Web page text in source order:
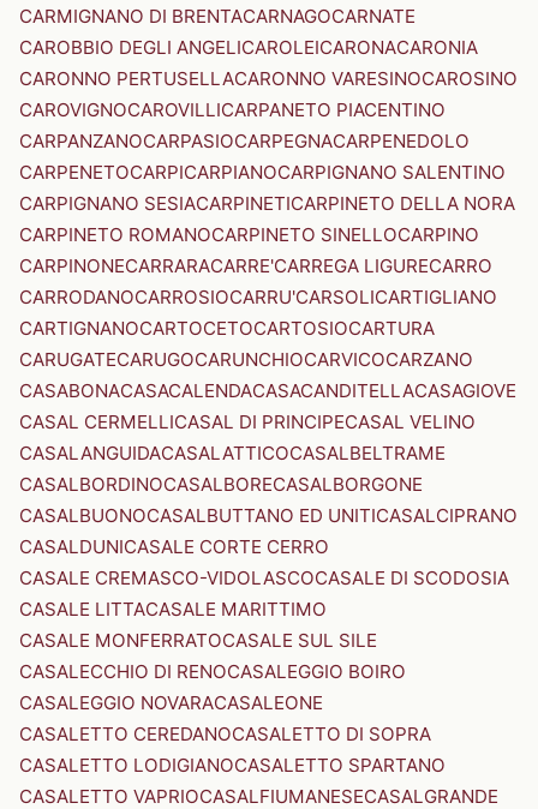
CARMIGNANO DI BRENTACARNAGOCARNATE
CAROBBIO DEGLI ANGELICAROLEICARONACARONIA
CARONNO PERTUSELLACARONNO VARESINOCAROSINO
CAROVIGNOCAROVILLICARPANETO PIACENTINO
CARPANZANOCARPASIOCARPEGNACARPENEDOLO
CARPENETOCARPICARPIANOCARPIGNANO SALENTINO
CARPIGNANO SESIACARPINETICARPINETO DELLA NORA
CARPINETO ROMANOCARPINETO SINELLOCARPINO
CARPINONECARRARACARRE'CARREGA LIGURECARRO
CARRODANOCARROSIOCARRU'CARSOLICARTIGLIANO
CARTIGNANOCARTOCETOCARTOSIOCARTURA
CARUGATECARUGOCARUNCHIOCARVICOCARZANO
CASABONACASACALENDACASACANDITELLACASAGIOVE
CASAL CERMELLICASAL DI PRINCIPECASAL VELINO
CASALANGUIDACASALATTICOCASALBELTRAME
CASALBORDINOCASALBORECASALBORGONE
CASALBUONOCASALBUTTANO ED UNITICASALCIPRANO
CASALDUNICASALE CORTE CERRO
CASALE CREMASCO-VIDOLASCOCASALE DI SCODOSIA
CASALE LITTACASALE MARITTIMO
CASALE MONFERRATOCASALE SUL SILE
CASALECCHIO DI RENOCASALEGGIO BOIRO
CASALEGGIO NOVARACASALEONE
CASALETTO CEREDANOCASALETTO DI SOPRA
CASALETTO LODIGIANOCASALETTO SPARTANO
CASALETTO VAPRIOCASALFIUMANESECASALGRANDE